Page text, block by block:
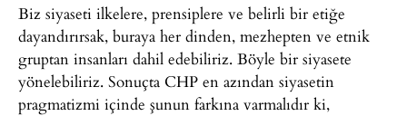
Biz siyaseti ilkelere, prensiplere ve belirli bir etiğe
dayandırırsak, buraya her dinden, mezhepten ve etnik
gruptan insanları dahil edebiliriz. Böyle bir siyasete
yönelebiliriz. Sonuçta CHP en azından siyasetin
pragmatizmi içinde şunun farkına varmalıdır ki,